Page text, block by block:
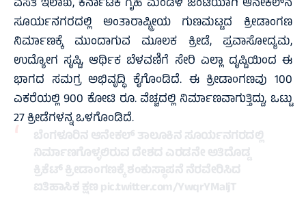
ಸೂರ್ಯನಗರದಲ್ಲಿ ಅಂತಾರಾಷ್ಟ್ರೀಯ ಗುಣಮಟ್ಟದ ಕ್ರೀಡಾಂಗಣ
ನಿರ್ಮಾಣಕ್ಕೆ ಮುಂದಾಗುವ ಮೂಲಕ ಕ್ರೀಡೆ, ಪ್ರವಾಸೋದ್ಯಮ,
ಉದ್ಯೋಗ ಸೃಷ್ಟಿ, ಆರ್ಥಿಕ ಬೆಳವಣಿಗೆ ಸೇರಿ ಎಲ್ಲಾ ದೃಷ್ಟಿಯಿಂದ ಈ
ಭಾಗದ ಸಮಗ್ರ ಅಭಿವೃದ್ಧಿ ಕೈಗೊಂಡಿದೆ. ಈ ಕ್ರೀಡಾಂಗಣವು 100
ಎಕರೆಯಲ್ಲಿ 900 ಕೋಟಿ ರೂ. ವೆಚ್ಚದಲ್ಲಿ ನಿರ್ಮಾಣವಾಗುತ್ತಿದ್ದು, ಒಟ್ಟು
27 ಕ್ರೀಡೆಗಳನ್ನ ಒಳಗೊಂಡಿದೆ.
ಬೆಂಗಳೂರಿನ ಆನೇಕಲ್‌ ತಾಲೂಕಿನ ಸೂರ್ಯನಗರದಲ್ಲಿ
ನಿರ್ಮಾಣಗೊಳ್ಳಲಿರುವ ದೇಶದ ಎರಡನೇ ಅತಿದೊಡ್ಡ
ಕ್ರಿಕೆಟ್‌ ಕ್ರೀಡಾಂಗಣಕ್ಕೆ ಶಂಕುಸ್ಥಾಪನೆ ನೆರವೇರಿಸಿದ
ಐತಿಹಾಸಿಕ ಕ್ಷಣpic.twitter.com/YwqrYMaljT